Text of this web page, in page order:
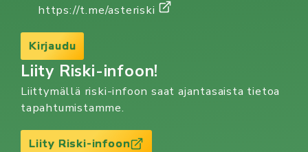
https://t.me/asteriski
Kirjaudu
Liity Riski-infoon!
Liittymällä riski-infoon saat ajantasaista tietoa
tapahtumistamme.
Liity Riski-infoon